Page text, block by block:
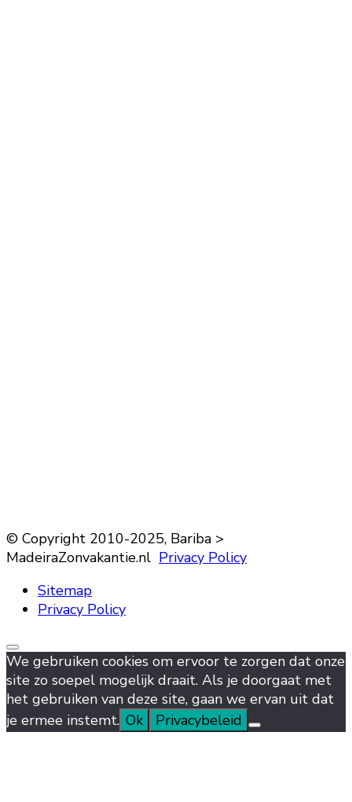
© Copyright 2010-2025, Bariba >
MadeiraZonvakantie.nl Privacy Policy
Sitemap
Privacy Policy
We gebruiken cookies om ervoor te zorgen dat onze
site zo soepel mogelijk draait. Als je doorgaat met
het gebruiken van deze site, gaan we ervan uit dat
je ermee instemt. Ok Privacybeleid